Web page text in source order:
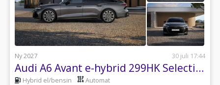
Ny 2027 30 juli 17:44
Audi A6 Avant e-hybrid 299HK Selection Edition Kampanj!
Hybrid el/bensin Automat